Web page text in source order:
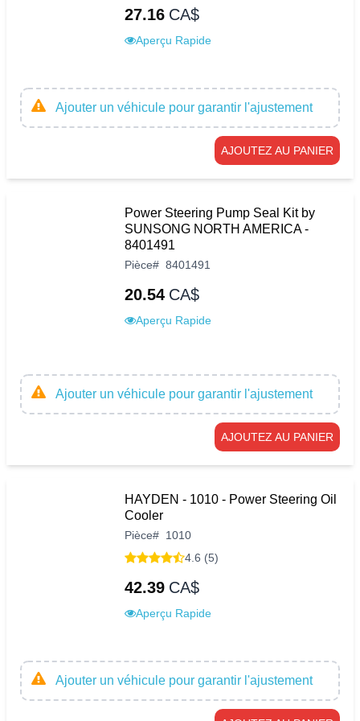
27.16 CA$
Aperçu Rapide
Ajouter un véhicule pour garantir l'ajustement
AJOUTEZ AU PANIER
Power Steering Pump Seal Kit by
SUNSONG NORTH AMERICA -
8401491
Pièce# 8401491
20.54 CA$
Aperçu Rapide
Ajouter un véhicule pour garantir l'ajustement
AJOUTEZ AU PANIER
HAYDEN - 1010 - Power Steering Oil
Cooler
Pièce# 1010
4.6 (5)
42.39 CA$
Aperçu Rapide
Ajouter un véhicule pour garantir l'ajustement